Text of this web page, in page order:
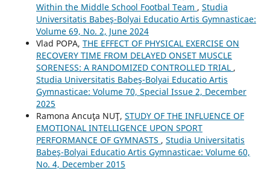
Within the Middle School Footbal Team , Studia
Universitatis Babeş-Bolyai Educatio Artis Gymnasticae:
Volume 69, No. 2, June 2024
Vlad POPA, THE EFFECT OF PHYSICAL EXERCISE ON
RECOVERY TIME FROM DELAYED ONSET MUSCLE
SORENESS: A RANDOMIZED CONTROLLED TRIAL ,
Studia Universitatis Babeş-Bolyai Educatio Artis
Gymnasticae: Volume 70, Special Issue 2, December
2025
Ramona Ancuţa NUŢ, STUDY OF THE INFLUENCE OF
EMOTIONAL INTELLIGENCE UPON SPORT
PERFORMANCE OF GYMNASTS , Studia Universitatis
Babeş-Bolyai Educatio Artis Gymnasticae: Volume 60,
No. 4, December 2015